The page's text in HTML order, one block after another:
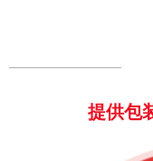
提供包